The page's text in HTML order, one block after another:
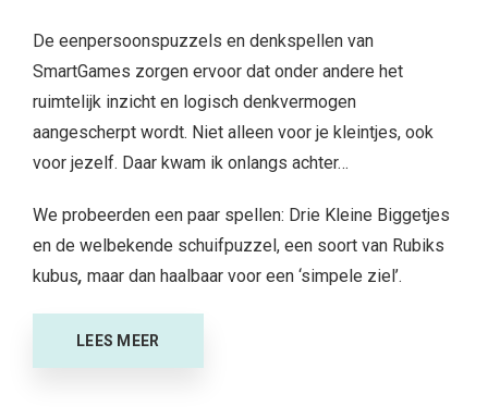
De eenpersoonspuzzels en denkspellen van
SmartGames zorgen ervoor dat onder andere het
ruimtelijk inzicht en logisch denkvermogen
aangescherpt wordt. Niet alleen voor je kleintjes, ook
voor jezelf. Daar kwam ik onlangs achter…
We probeerden een paar spellen: Drie Kleine Biggetjes
en de welbekende schuifpuzzel, een soort van Rubiks
kubus, maar dan haalbaar voor een ‘simpele ziel’.
LEES MEER